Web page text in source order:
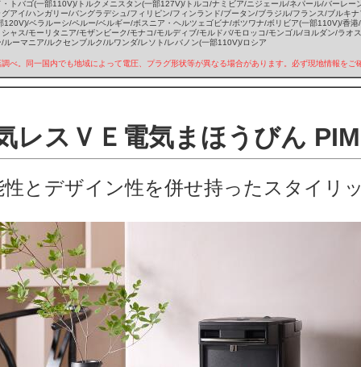
・トバゴ(一部110V)/トルクメニスタン(一部127V)/トルコ/ナミビア/ニジェール/ネパール/バーレ
グアイ/ハンガリー/バングラデシュ/フィリピン/フィンランド/ブータン/ブラジル/フランス/ブルキ
120V)/ベラルーシ/ペルー/ベルギー/ボスニア・ヘルツェゴビナ/ボツワナ/ボリビア(一部110V)/香
シャス/モーリタニア/モザンビーク/モナコ/モルディブ/モルドバ/モロッコ/モンゴル/ヨルダン/ラオ
/ルーマニア/ルクセンブルク/ルワンダ/レソト/レバノン(一部110V)/ロシア
調べ。同一国内でも地域によって電圧、プラグ形状等が異なる場合があります。必ず現地情報をご
レスＶＥ電気まほうびん
性とデザイン性を併せ持ったスタイリ